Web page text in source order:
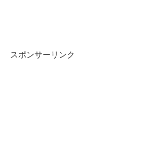
スポンサーリンク